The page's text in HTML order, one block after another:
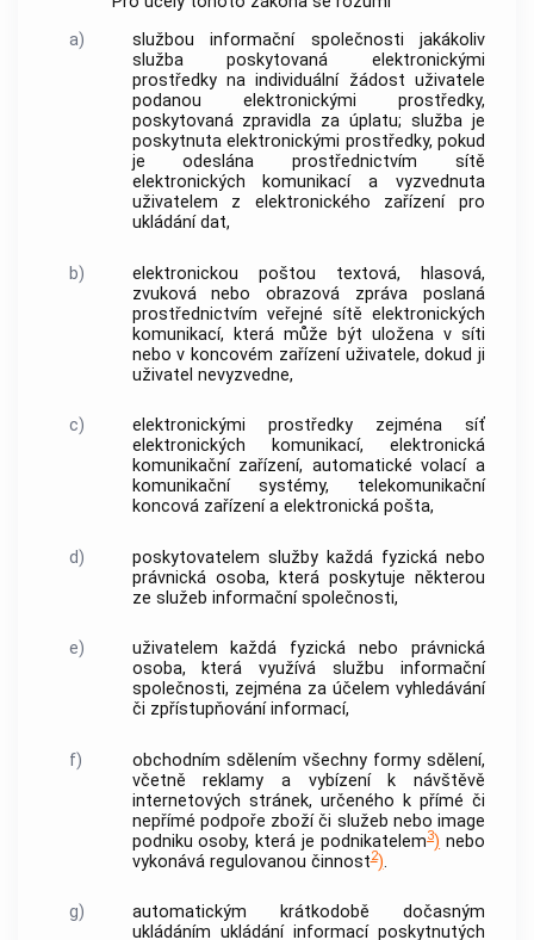
a)
službou informační společnosti jakákoliv
služba poskytovaná elektronickými
prostředkyna individuální žádost uživatele
podanou elektronickými prostředky,
poskytovaná zpravidla za úplatu; služba je
poskytnutaelektronickými prostředky, pokud
je odeslána prostřednictvím sítě
elektronických komunikací a vyzvednuta
uživatelem z elektronického zařízení pro
ukládání dat,
b) elektronickou poštou textová, hlasová,
zvuková nebo obrazová zpráva poslaná
prostřednictvím veřejné sítě elektronických
komunikací, která může být uložena v síti
nebo v koncovém zařízení uživatele, dokud ji
uživatel nevyzvedne,
c) elektronickými prostředkyzejména síť
elektronických komunikací, elektronická
komunikační zařízení, automatické volací a
komunikační systémy, telekomunikační
koncová zařízení a elektronická pošta,
d) poskytovatelem službykaždá fyzická nebo
právnická osoba, která poskytuje některou
ze služeb informační společnosti,
e) uživatelem každá fyzická nebo právnická
osoba, která využíváslužbu informační
společnosti, zejména za účelem vyhledávání
či zpřístupňování informací,
f) obchodním sdělením všechny formy sdělení,
včetně reklamy a vybízení k návštěvě
internetových stránek, určeného k přímé či
nepřímé podpoře zboží či služeb nebo image
podniku osoby, která je podnikatelem3) nebo
vykonává regulovanou činnost2).
g)
automatickým krátkodobě dočasným
ukládáním ukládání informací poskytnutých